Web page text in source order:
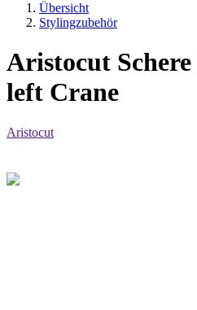
Übersicht
Stylingzubehör
Aristocut
left Crane
Aristocut